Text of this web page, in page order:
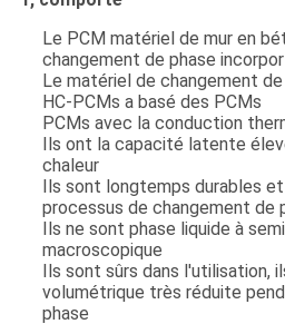
Le PCM matériel de mur en
changement de phase
Le matériel de changement
HC-PCMs a basé des PCMs
PCMs avec la conduction
Ils ont la capacité latente
chaleur
Ils sont longtemps durables
processus de changement de
Ils ne sont phase liquide à
macroscopique
Ils sont sûrs dans l'utilisation,
volumétrique très réduite
phase